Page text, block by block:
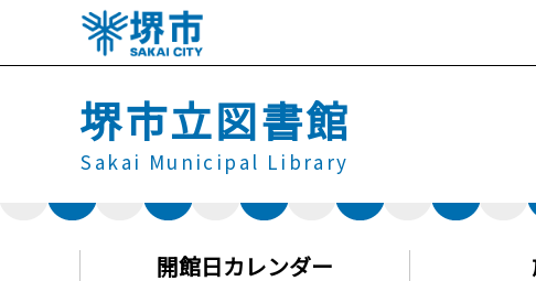
ペ
堺市立図書館
Sakai Municipal Library
開館日カレンダー